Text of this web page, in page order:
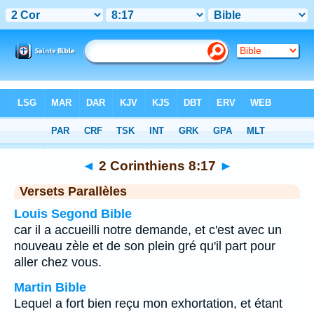
> Chapitre 8 > Verset 17
◄ 2 Corinthiens 8:17 ►
Versets Parallèles
Louis Segond Bible
car il a accueilli notre demande, et c'est avec un
nouveau zèle et de son plein gré qu'il part pour
aller chez vous.
Martin Bible
Lequel a fort bien reçu mon exhortation, et étant